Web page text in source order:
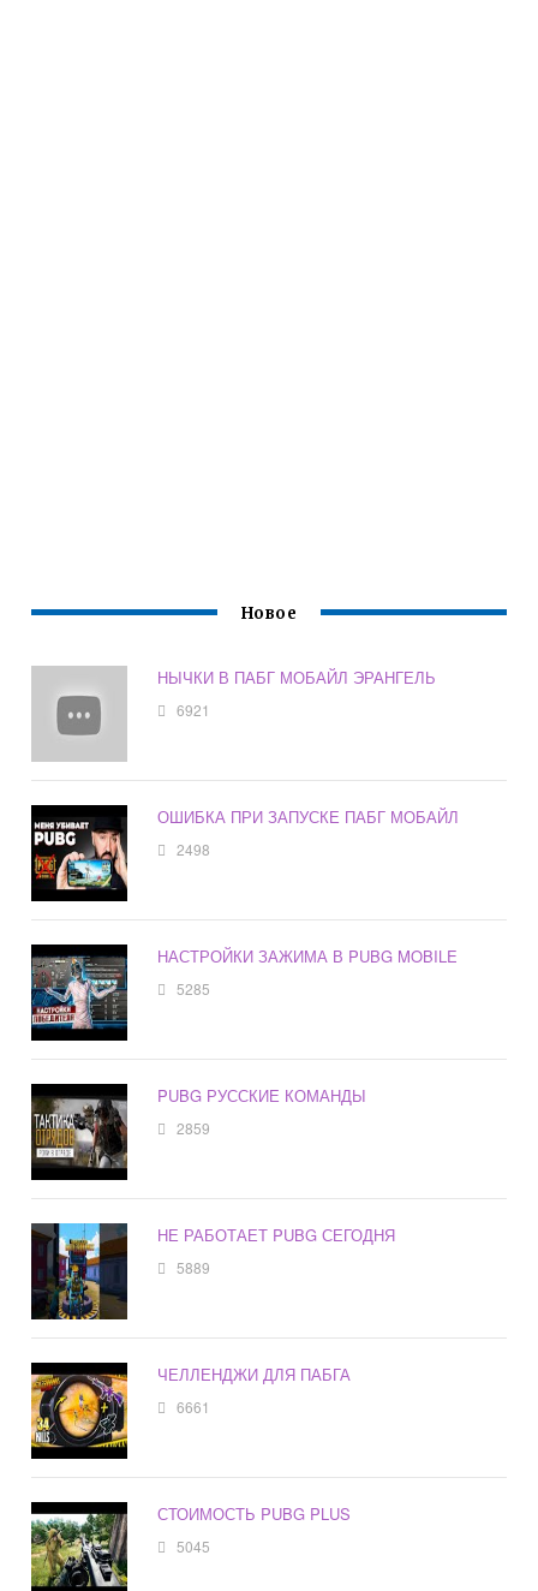
Новое
НЫЧКИ В ПАБГ МОБАЙЛ ЭРАНГЕЛЬ
6921
ОШИБКА ПРИ ЗАПУСКЕ ПАБГ МОБАЙЛ
2498
НАСТРОЙКИ ЗАЖИМА В PUBG MOBILE
5285
PUBG РУССКИЕ КОМАНДЫ
2859
НЕ РАБОТАЕТ PUBG СЕГОДНЯ
5889
ЧЕЛЛЕНДЖИ ДЛЯ ПАБГА
6661
СТОИМОСТЬ PUBG PLUS
5045